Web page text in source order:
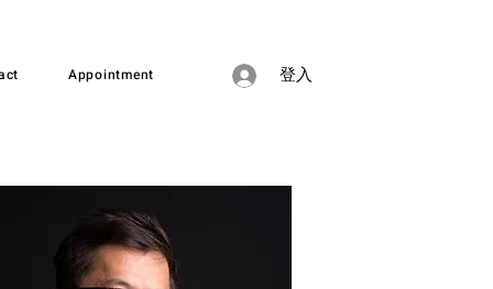
Appointment 登入